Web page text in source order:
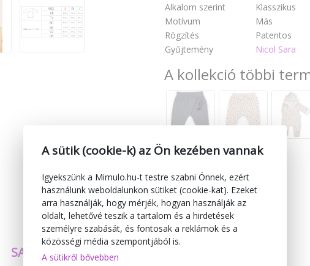
Alkalom szerint
Klasszikus
Motívum
Más
Rögzítés
Patentos
Gyűjtemény
Nicol Sara
A kollekció többi
SAJÁT TERMÉKEKET
A sütik (cookie-k) az Ön kezében vannak
Igyekszünk a Mimulo.hu-t testre szabni Önnek, ezért
használunk weboldalunkon sütiket (cookie-kat). Ezeket
arra használják, hogy mérjék, hogyan használják az
oldalt, lehetővé teszik a tartalom és a hirdetések
személyre szabását, és fontosak a reklámok és a
közösségi média szempontjából is.
A sütikről bővebben